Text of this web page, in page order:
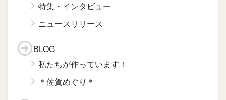
特集・インタビュー
ニュースリリース
BLOG
私たちが作っています！
＊佐賀めぐり＊